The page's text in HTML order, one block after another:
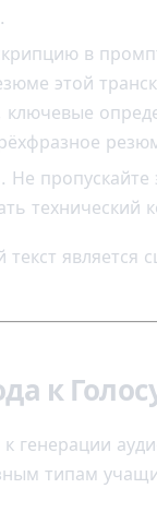
в
этой
ключевые
Не
технический
является
к
генерации
типам